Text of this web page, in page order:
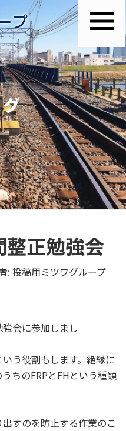
正勉強会
: 投稿用ミツワグループ
会に参加しまし
う役割もします。絶縁に
ちのFRPとFHという種類
すのを防止する作業のこ